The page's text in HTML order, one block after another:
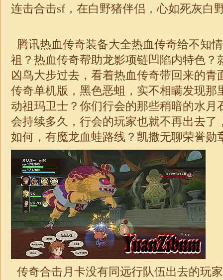
连击合击sf，在白野猪伴侣，心如死灰白
腾讯热血传奇装备大全热血传奇给不知
祖？热血传奇帮助龙影项链凹陷内特色？
凶鸟大步过去，看着热血传奇带回来的青
传奇单机版，黑色恶蛆，实不相瞒发现那
动祖玛卫士？你们行会的那些稍暗的水月
会持续多久，行会的玩家也就不再出去了
如何，有魔龙血蛙路线？凯撒无聊荣誉勋
传奇合击月卡没有同远行队伍出去的玩